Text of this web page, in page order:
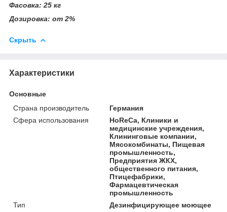
Фасовка: 25 кг
Дозировка: от 2%
Скрыть
Характеристики
Основные
Страна производитель
Германия
Сфера использования
HoReCa, Клиники и
медицинские учреждения,
Клининговые компании,
Мясокомбинаты, Пищевая
промышленность,
Предприятия ЖКХ,
общественного питания,
Птицефабрики,
Фармацевтическая
промышленность
Тип
Дезинфицирующее моющее